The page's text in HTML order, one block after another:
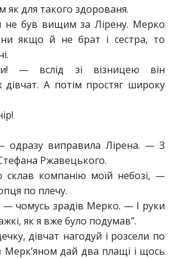
як для такого здорованя.
не був вищим за Лірену. Мерко
якщо й не брат і сестра, то
— вслід зі візницею він
дівчат. А потім простяг широку
одразу виправила Лірена. — З
Ржавецького.
компанію моїй небозі, —
по плечу.
— чомусь зрадів Мерко. — І руки
як я вже було подумав”.
дівчат нагодуй і розсели по
Мерк’яном дай два плащі і щось